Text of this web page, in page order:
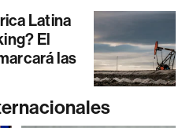
Latina
El
las